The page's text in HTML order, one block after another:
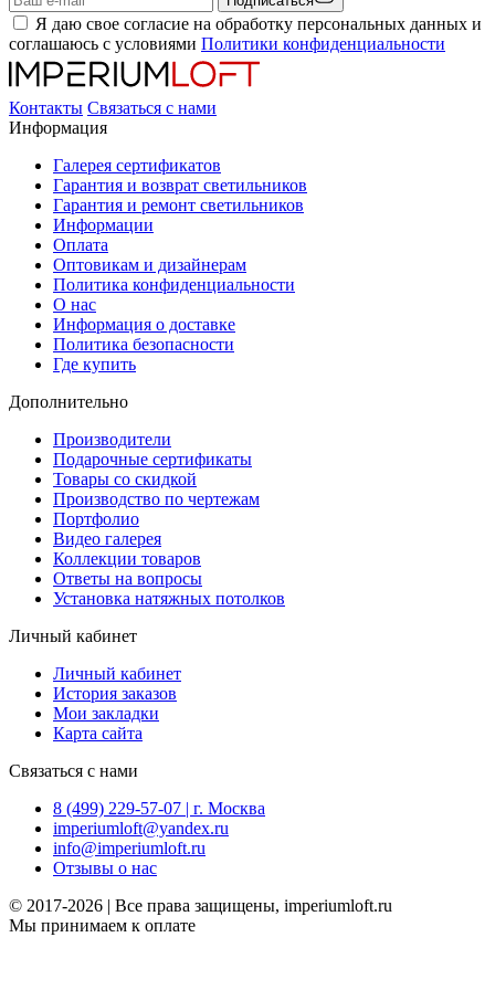
Я даю свое согласие на обработку персональных данных и
соглашаюсь с условиями Политики конфиденциальности
Контакты Связаться с нами
Информация
Галерея сертификатов
Гарантия и возврат светильников
Гарантия и ремонт светильников
Информации
Оплата
Оптовикам и дизайнерам
Политика конфиденциальности
О нас
Информация о доставке
Политика безопасности
Где купить
Дополнительно
Производители
Подарочные сертификаты
Товары со скидкой
Производство по чертежам
Портфолио
Видео галерея
Коллекции товаров
Ответы на вопросы
Установка натяжных потолков
Личный кабинет
Личный кабинет
История заказов
Мои закладки
Карта сайта
Связаться с нами
8 (499) 229-57-07 | г. Москва
imperiumloft@yandex.ru
info@imperiumloft.ru
Отзывы о нас
© 2017-2026 | Все права защищены, imperiumloft.ru
Мы принимаем к оплате